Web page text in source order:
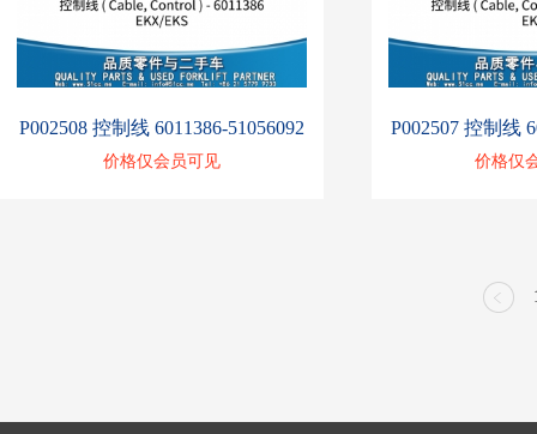
P002508 控制线 6011386-51056092
价格仅会员可见
P002507 控制线
价格仅